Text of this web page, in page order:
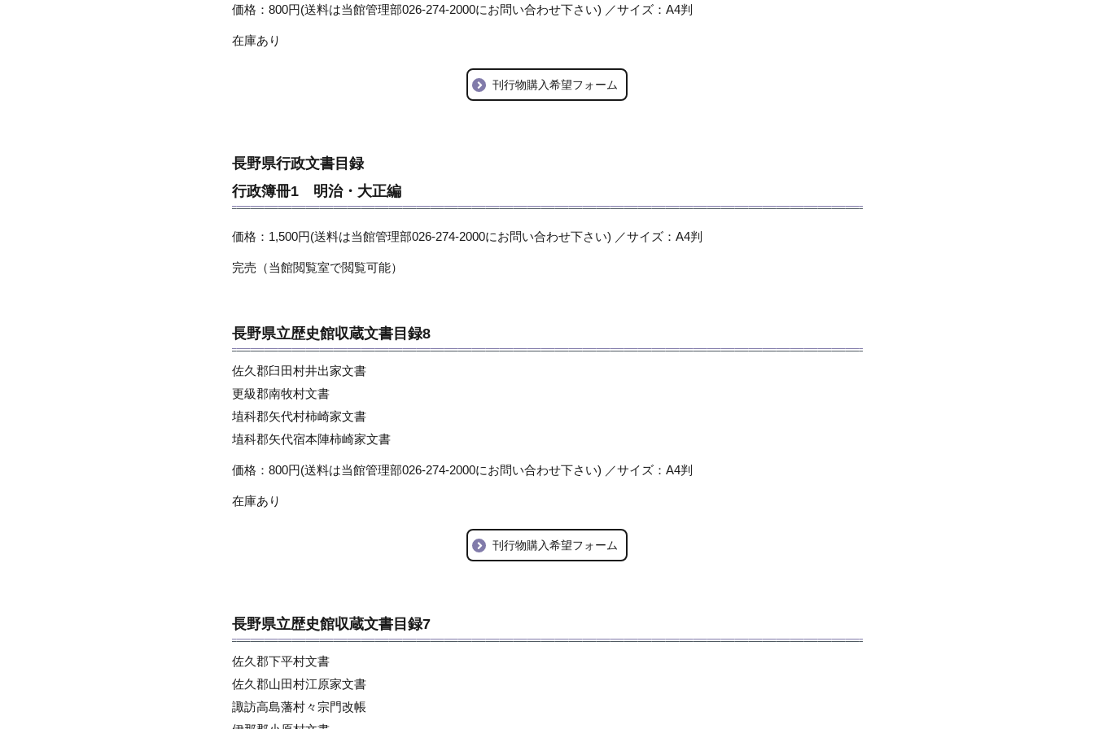
価格：800円(送料は当館管理部026-274-2000にお問い合わせ下さい) ／サイズ：A4判
在庫あり
刊行物購入希望フォーム
長野県行政文書目録
行政簿冊1 明治・大正編
価格：1,500円(送料は当館管理部026-274-2000にお問い合わせ下さい) ／サイズ：A4判
完売（当館閲覧室で閲覧可能）
長野県立歴史館収蔵文書目録8
佐久郡臼田村井出家文書
更級郡南牧村文書
埴科郡矢代村柿崎家文書
埴科郡矢代宿本陣柿崎家文書
価格：800円(送料は当館管理部026-274-2000にお問い合わせ下さい) ／サイズ：A4判
在庫あり
刊行物購入希望フォーム
長野県立歴史館収蔵文書目録7
佐久郡下平村文書
佐久郡山田村江原家文書
諏訪高島藩村々宗門改帳